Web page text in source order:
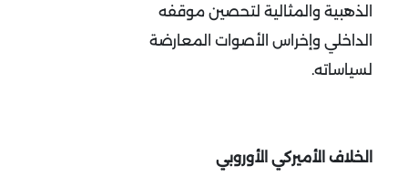
الذهبية والمثالية لتحصين موقفه
الداخلي وإخراس الأصوات المعارضة
لسياساته.
الخلاف الأميركي الأوروبي